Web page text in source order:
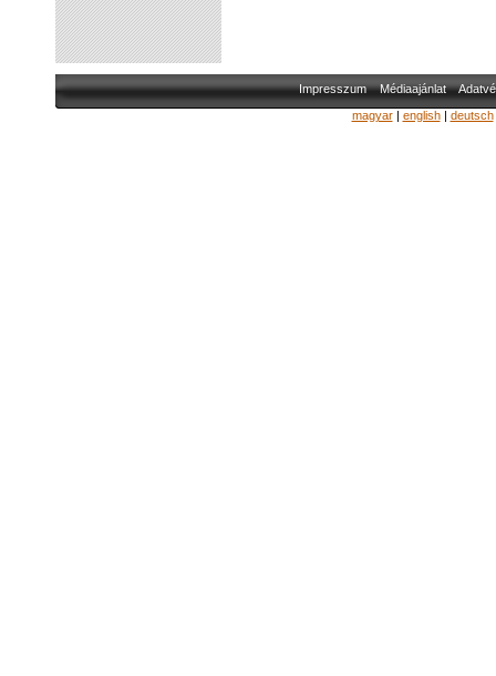
Impresszum Médiaajánlat
magyar| english| deutsch